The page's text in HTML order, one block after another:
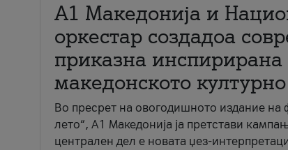
А1 Македонија и
оркестар создадоа
приказна инспирирана
македонското
Во пресрет на овогодишното издание на
лето“, А1 Македонија ја претстави
централен дел е новата џез-